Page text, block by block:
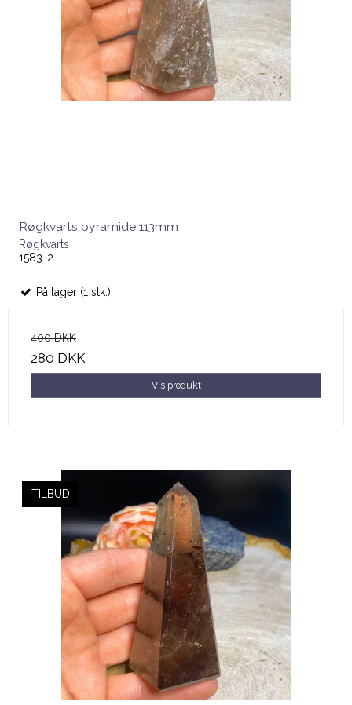
Røgkvarts pyramide 113mm
Røgkvarts
1583-2
På lager (1 stk.)
400 DKK
280 DKK
Vis produkt
TILBUD